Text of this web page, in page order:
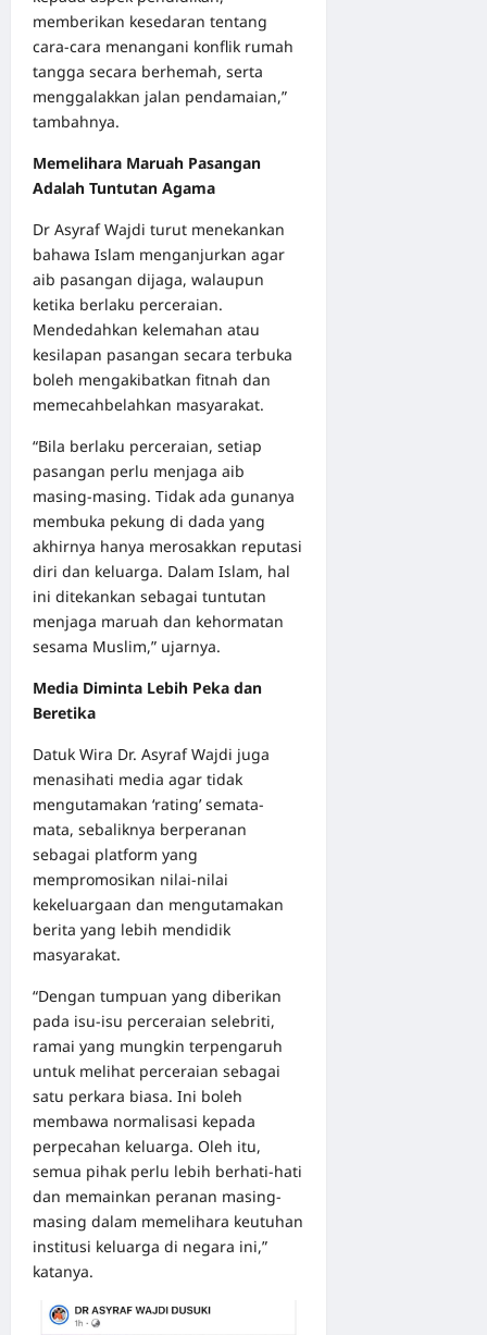
memberikan kesedaran tentang
cara-cara menangani konflik rumah
tangga secara berhemah, serta
menggalakkan jalan pendamaian,”
tambahnya.
Memelihara Maruah Pasangan
Adalah Tuntutan Agama
Dr Asyraf Wajdi turut menekankan
bahawa Islam menganjurkan agar
aib pasangan dijaga, walaupun
ketika berlaku perceraian.
Mendedahkan kelemahan atau
kesilapan pasangan secara terbuka
boleh mengakibatkan fitnah dan
memecahbelahkan masyarakat.
“Bila berlaku perceraian, setiap
pasangan perlu menjaga aib
masing-masing. Tidak ada gunanya
membuka pekung di dada yang
akhirnya hanya merosakkan reputasi
diri dan keluarga. Dalam Islam, hal
ini ditekankan sebagai tuntutan
menjaga maruah dan kehormatan
sesama Muslim,” ujarnya.
Media Diminta Lebih Peka dan
Beretika
Datuk Wira Dr. Asyraf Wajdi juga
menasihati media agar tidak
mengutamakan ‘rating’ semata-
mata, sebaliknya berperanan
sebagai platform yang
mempromosikan nilai-nilai
kekeluargaan dan mengutamakan
berita yang lebih mendidik
masyarakat.
“Dengan tumpuan yang diberikan
pada isu-isu perceraian selebriti,
ramai yang mungkin terpengaruh
untuk melihat perceraian sebagai
satu perkara biasa. Ini boleh
membawa normalisasi kepada
perpecahan keluarga. Oleh itu,
semua pihak perlu lebih berhati-hati
dan memainkan peranan masing-
masing dalam memelihara keutuhan
institusi keluarga di negara ini,”
katanya.